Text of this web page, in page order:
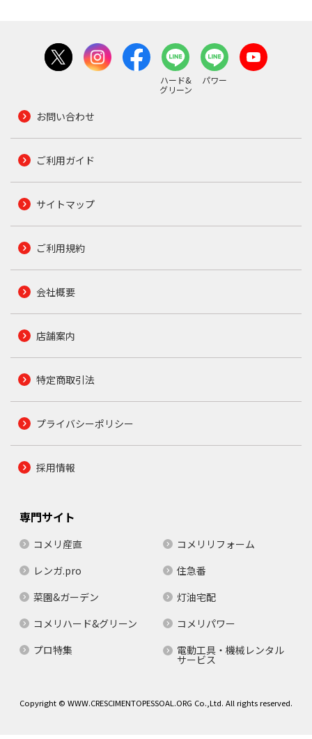
ハード&
グリーン
パワー
お問い合わせ
ご利用ガイド
サイトマップ
ご利用規約
会社概要
店舗案内
特定商取引法
プライバシーポリシー
採用情報
専門サイト
コメリ産直
コメリリフォーム
レンガ.pro
住急番
菜園&ガーデン
灯油宅配
コメリハード&グリーン
コメリパワー
プロ特集
電動工具・機械レンタル
サービス
Copyright © WWW.CRESCIMENTOPESSOAL.ORG Co.,Ltd. All rights reserved.